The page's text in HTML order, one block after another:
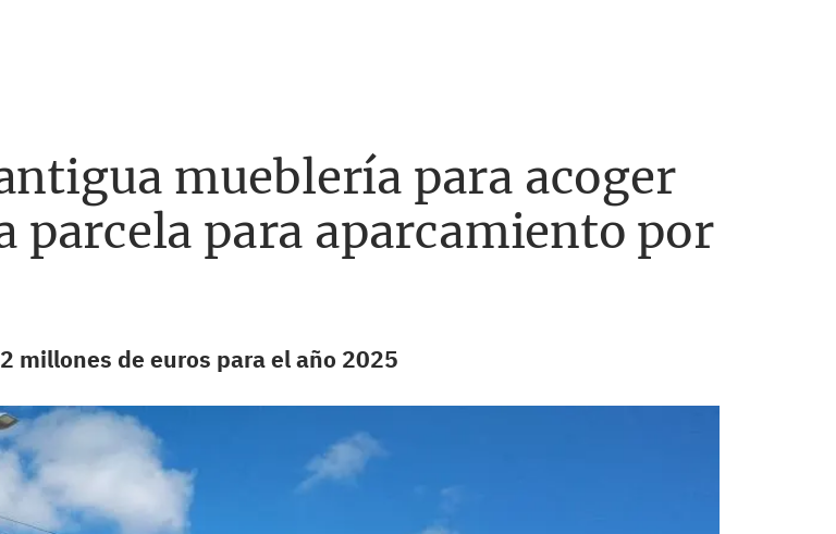
mueblería para acoger
parcela para aparcamiento por
millones de euros para el año 2025